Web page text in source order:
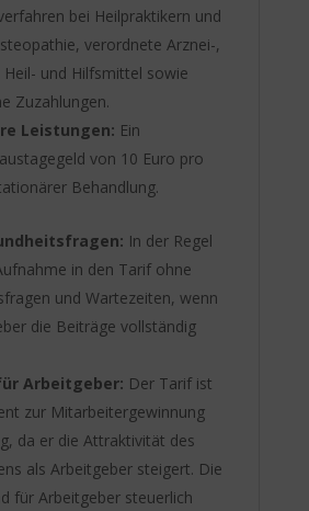
bei Heilpraktikern und
verordnete Arznei-,
Heil- und Hilfsmittel sowie
Zuzahlungen.
Leistungen: Ein
von 10 Euro pro
Behandlung.
In der Regel
in den Tarif ohne
und Wartezeiten, wenn
die Beiträge vollständig
Arbeitgeber: Der Tarif ist
zur Mitarbeitergewinnung
da er die Attraktivität des
als Arbeitgeber steigert. Die
für Arbeitgeber steuerlich